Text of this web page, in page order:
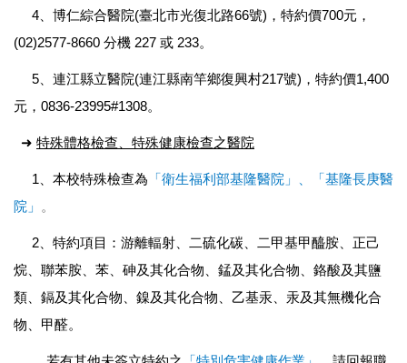
4、博仁綜合醫院(臺北市光復北路66號)，特約價700元，
(02)2577-8660 分機 227 或 233。
5、連江縣立醫院(連江縣南竿鄉復興村217號)，特約價1,400
元，0836-23995#1308。
➜ 特殊體格檢查、特殊健康檢查之醫院
1、本校特殊檢查為 「衛生福利部基隆醫院 」 「基隆長庚醫
院 」 。
2、特約項目： 游離輻射、二硫化碳、二甲基甲醯胺、正己
烷、聯苯胺、苯、砷及其化合物、錳及其化合物、鉻酸及其鹽
類、鎘及其化合物、鎳及其化合物、乙基汞、汞及其無機化合
物、甲醛。